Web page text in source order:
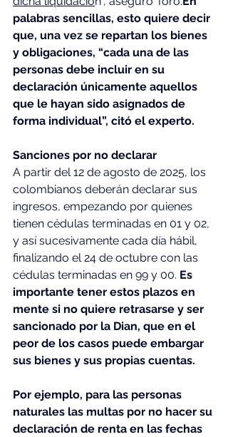
palabras sencillas, esto quiere decir
que, una vez se repartan los bienes
y obligaciones, “cada una de las
personas debe incluir en su
declaración únicamente aquellos
que le hayan sido asignados de
forma individual”, citó el experto.
Sanciones por no declarar
A partir del 12 de agosto de 2025, los
colombianos deberán declarar sus
ingresos, empezando por quienes
tienen cédulas terminadas en 01 y 02,
y así sucesivamente cada día hábil,
finalizando el 24 de octubre con las
cédulas terminadas en 99 y 00. Es
importante tener estos plazos en
mente si no quiere retrasarse y ser
sancionado por la Dian, que en el
peor de los casos puede embargar
sus bienes y sus propias cuentas.
Por ejemplo, para las personas
naturales las multas por no hacer su
declaración de renta en las fechas